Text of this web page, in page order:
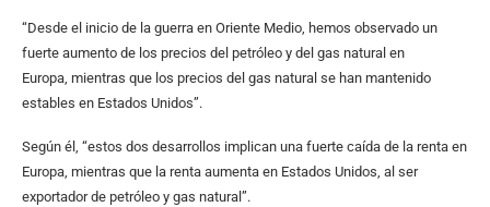
“Desde el inicio de la guerra en Oriente Medio, hemos observado un
fuerte aumento de los precios del petróleo y del gas natural en
Europa, mientras que los precios del gas natural se han mantenido
estables en Estados Unidos”.
Según él, “estos dos desarrollos implican una fuerte caída de la renta en
Europa, mientras que la renta aumenta en Estados Unidos, al ser
exportador de petróleo y gas natural”.